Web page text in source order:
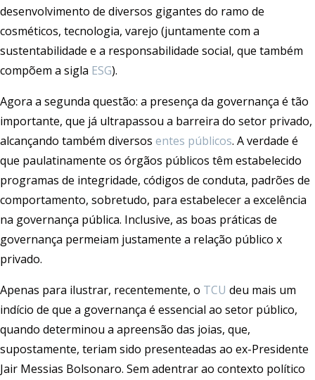
desenvolvimento de diversos gigantes do ramo de
cosméticos, tecnologia, varejo (juntamente com a
sustentabilidade e a responsabilidade social, que também
compõem a sigla ESG).
Agora a segunda questão: a presença da governança é tão
importante, que já ultrapassou a barreira do setor privado,
alcançando também diversos entes públicos. A verdade é
que paulatinamente os órgãos públicos têm estabelecido
programas de integridade, códigos de conduta, padrões de
comportamento, sobretudo, para estabelecer a excelência
na governança pública. Inclusive, as boas práticas de
governança permeiam justamente a relação público x
privado.
Apenas para ilustrar, recentemente, o TCU deu mais um
indício de que a governança é essencial ao setor público,
quando determinou a apreensão das joias, que,
supostamente, teriam sido presenteadas ao ex-Presidente
Jair Messias Bolsonaro. Sem adentrar ao contexto político